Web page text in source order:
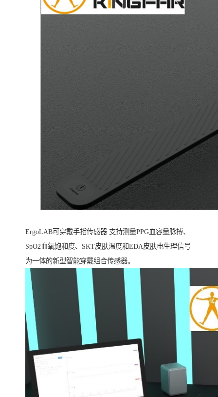
ErgoLAB可穿戴手指传感器 支持测量PPG血容量脉搏、
SpO2血氧饱和度、SKT皮肤温度和EDA皮肤电生理信号
为一体的新型智能穿戴组合传感器。